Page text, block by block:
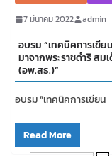
7 มีนาคม 2022 admin
อบรม “เทคนิคการเขี
มาจากพระราชดำริ ส
(อพ.สธ.)”
อบรม “เทคนิคการเขียน
Read More